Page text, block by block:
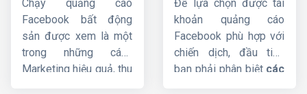
chi phí và đạt kết quả
tốt hơn.
hiệu quả nhất
Chạy quảng cáo
Facebook bất động
sản được xem là một
trong những cách
Marketing hiệu quả, thu
nay
Để lựa chọn được tài
khoản quảng cáo
Facebook phù hợp với
chiến dịch, đầu tiên
bạn phải phân biệt các